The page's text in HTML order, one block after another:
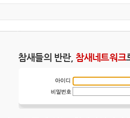
참새들의 반란, 참새네트워크